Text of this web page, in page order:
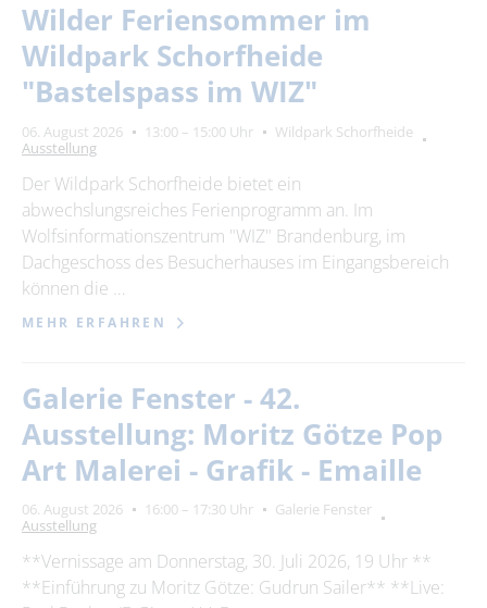
Wilder Feriensommer im
Wildpark Schorfheide
"Bastelspass im WIZ"
06. August 2026 13:00 – 15:00 Uhr
Wildpark Schorfheide
Ausstellung
Der Wildpark Schorfheide bietet ein
abwechslungsreiches Ferienprogramm an. Im
Wolfsinformationszentrum "WIZ" Brandenburg, im
Dachgeschoss des Besucherhauses im Eingangsbereich
können die …
MEHR ERFAHREN
Galerie Fenster - 42.
Ausstellung: Moritz Götze Pop
Art Malerei - Grafik - Emaille
06. August 2026 16:00 – 17:30 Uhr
Galerie Fenster
Ausstellung
**Vernissage am Donnerstag, 30. Juli 2026, 19 Uhr **
**Einführung zu Moritz Götze: Gudrun Sailer** **Live: